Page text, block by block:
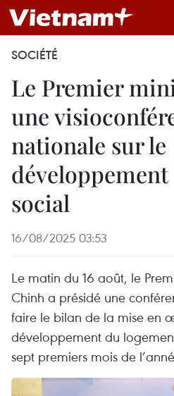
SOCIÉTÉ
Le Premier
une
nationale sur le
social
16/08/2025 03:53
Le matin du 16 août, le
Chinh a présidé une
faire le bilan de la mise en
développement du
sept premiers mois de